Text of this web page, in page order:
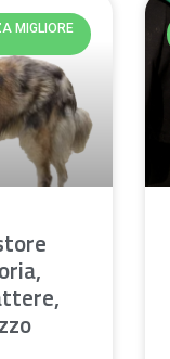
MIGLIORE